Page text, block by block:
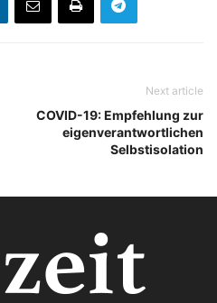
Next article
COVID-19: Empfehlung zur
eigenverantwortlichen
Selbstisolation